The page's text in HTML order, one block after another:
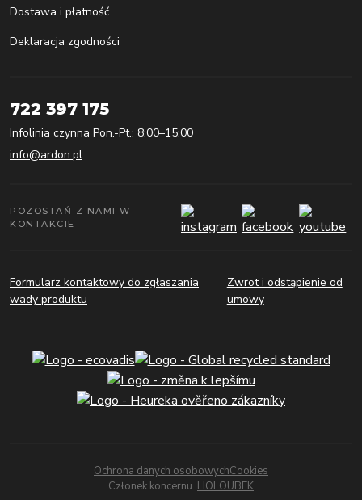
Dostawa i płatność
Deklaracja zgodności
722 397 175
Infolinia czynna Pon.-Pt.: 8:00–15:00
info@ardon.pl
POZOSTAŃ Z NAMI W
KONTAKCIE
Formularz kontaktowy do zgłaszania
wady produktu
Zwrot i odstąpienie od
umowy
Ochrona danych osobowychCookies
Członek koncernu HOLOUBEK